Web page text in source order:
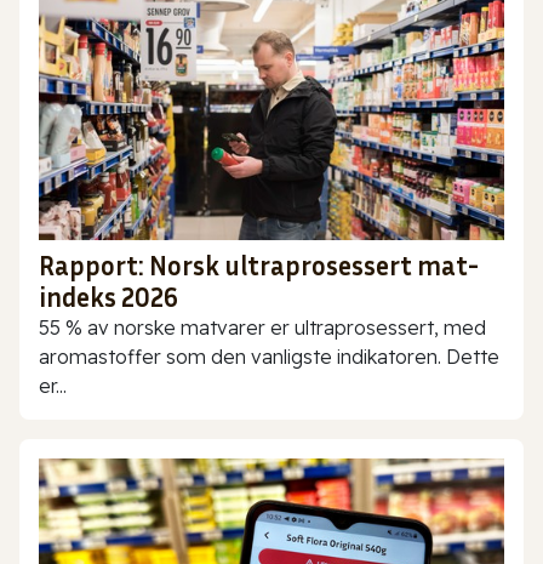
Rapport: Norsk ultraprosessert mat-
indeks 2026
55 % av norske matvarer er ultraprosessert, med
aromastoffer som den vanligste indikatoren. Dette
er...